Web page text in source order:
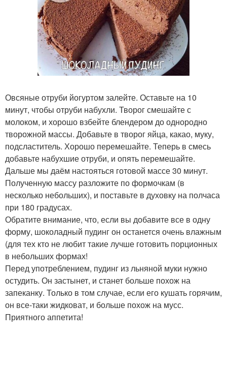
Овсяные отруби йогуртом залейте. Оставьте на 10
минут, чтобы отруби набухли. Творог смешайте с
молоком, и хорошо взбейте блендером до однородно
творожной массы. Добавьте в творог яйца, какао, муку,
подсластитель. Хорошо перемешайте. Теперь в смесь
добавьте набухшие отруби, и опять перемешайте.
Дальше мы даём настояться готовой массе 30 минут.
Полученную массу разложите по формочкам (в
несколько небольших), и поставьте в духовку на полчаса
при 180 градусах.
Обратите внимание, что, если вы добавите все в одну
форму, шоколадный пудинг он останется очень влажным
(для тех кто не любит такие лучше готовить порционных
в небольших формах!
Перед употреблением, пудинг из льняной муки нужно
остудить. Он застынет, и станет больше похож на
запеканку. Только в том случае, если его кушать горячим,
он все-таки жидковат, и больше похож на мусс.
Приятного аппетита!